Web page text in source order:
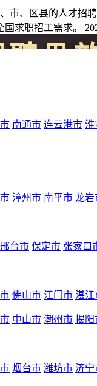
市、区县的人才
求职招工需求。
南通市 连云港市 淮
漳州市 南平市 龙岩
邢台市 保定市 张家口
佛山市 江门市 湛江
中山市 潮州市 揭阳
烟台市 潍坊市 济宁